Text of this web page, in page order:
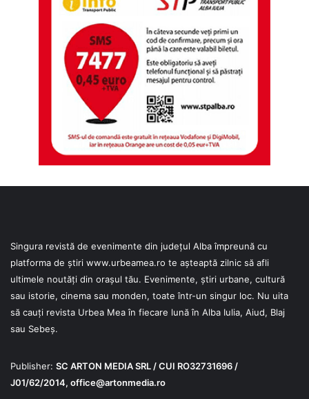
Singura revistă de evenimente din județul Alba împreună cu
platforma de știri www.urbeamea.ro te așteaptă zilnic să afli
ultimele noutăți din orașul tău. Evenimente, știri urbane, cultură
sau istorie, cinema sau monden, toate într-un singur loc. Nu uita
să cauți revista Urbea Mea în fiecare lună în Alba Iulia, Aiud, Blaj
sau Sebeș.
Publisher: SC ARTON MEDIA SRL / CUI RO32731696 /
J01/62/2014, office@artonmedia.ro